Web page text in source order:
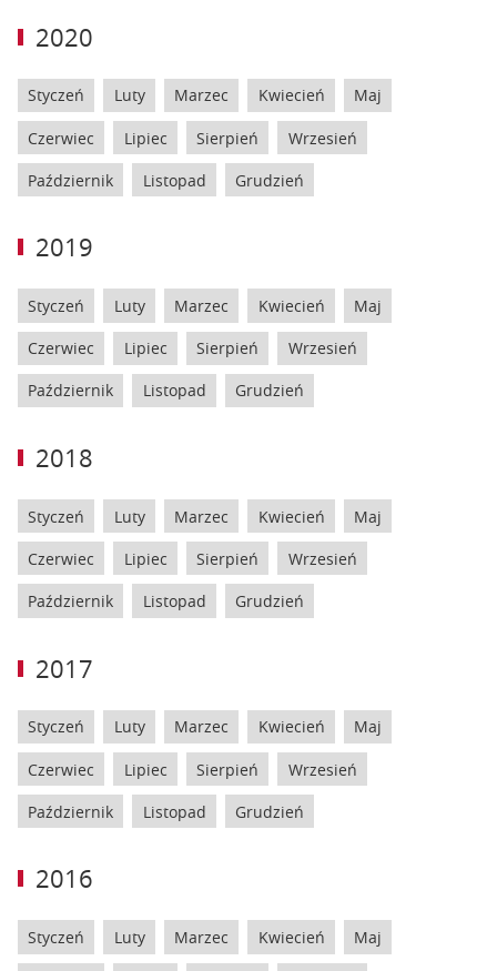
2020
Styczeń Luty Marzec Kwiecień Maj
Czerwiec Lipiec Sierpień Wrzesień
Październik Listopad Grudzień
2019
Styczeń Luty Marzec Kwiecień Maj
Czerwiec Lipiec Sierpień Wrzesień
Październik Listopad Grudzień
2018
Styczeń Luty Marzec Kwiecień Maj
Czerwiec Lipiec Sierpień Wrzesień
Październik Listopad Grudzień
2017
Styczeń Luty Marzec Kwiecień Maj
Czerwiec Lipiec Sierpień Wrzesień
Październik Listopad Grudzień
2016
Styczeń Luty Marzec Kwiecień Maj